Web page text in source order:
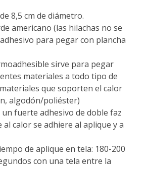
8,5 cm de diámetro.
americano (las hilachas no se
para pegar con plancha
sirve para pegar
materiales a todo tipo de
que soporten el calor
algodón/poliéster)
un fuerte adhesivo de doble faz
calor se adhiere al aplique y a
de aplique en tela: 180-200
con una tela entre la